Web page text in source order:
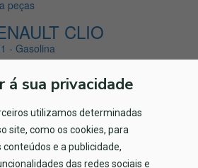
peças
CLIO
- Gasolina
na peça usada
si. Não hesite e contacte-nos,
á sua privacidade
utilizamos determinadas
site, como os cookies, para
e a publicidade,
das redes sociais e